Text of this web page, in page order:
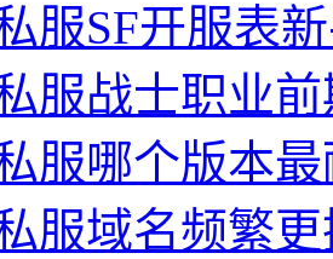
服SF开服表
服战士职业
服哪个版本
服域名频繁